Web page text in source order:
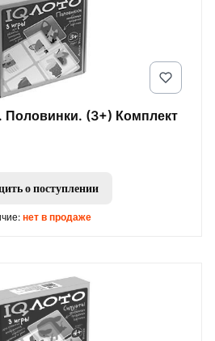
Половинки. (3+) Комплект
о поступлении
нет в продаже